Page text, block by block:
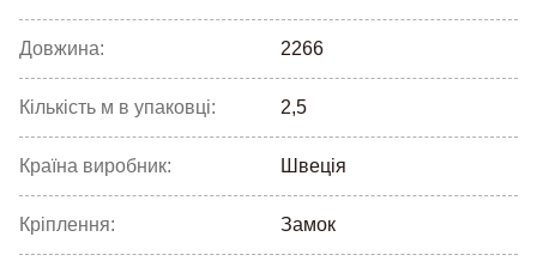
Довжина: 2266
Кількість м в упаковці: 2,5
Країна виробник: Швеція
Кріплення: Замок